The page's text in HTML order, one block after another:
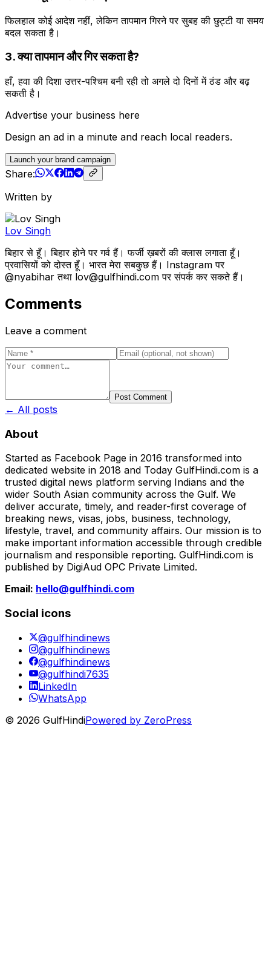
फिलहाल कोई आदेश नहीं, लेकिन तापमान गिरने पर सुबह की छुट्टी या समय
बदल सकता है।
3. क्या तापमान और गिर सकता है?
हाँ, हवा की दिशा उत्तर-पश्चिम बनी रही तो अगले दो दिनों में ठंड और बढ़
सकती है।
Advertise your business here
Design an ad in a minute and reach local readers.
Launch your brand campaign
Share:
Written by
Lov Singh
बिहार से हूँ। बिहार होने पर गर्व हैं। फर्जी ख़बरों की क्लास लगाता हूँ।
प्रवासियों को दोस्त हूँ। भारत मेरा सबकुछ हैं। Instagram पर
@nyabihar तथा lov@gulfhindi.com पर संपर्क कर सकते हैं।
Comments
Leave a comment
Post Comment
← All posts
About
Started as Facebook Page in 2016 transformed into
dedicated website in 2018 and Today GulfHindi.com is a
trusted digital news platform serving Indians and the
wider South Asian community across the Gulf. We
deliver accurate, timely, and reader-first coverage of
breaking news, visas, jobs, business, technology,
lifestyle, travel, and community affairs. Our mission is to
make important information accessible through credible
journalism and responsible reporting. GulfHindi.com is
published by DigiAud OPC Private Limited.
Email: hello@gulfhindi.com
Social icons
@gulfhindinews
@gulfhindinews
@gulfhindinews
@gulfhindi7635
LinkedIn
WhatsApp
© 2026 GulfHindiPowered by ZeroPress